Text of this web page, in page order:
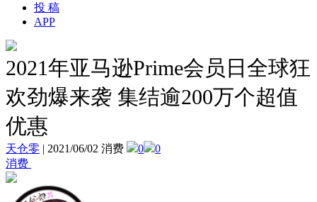
投 稿
APP
2021年亚马逊Prime会员日全球狂
欢劲爆来袭 集结逾200万个超值
优惠
天仓零 | 2021/06/02 消费 0
0
消费